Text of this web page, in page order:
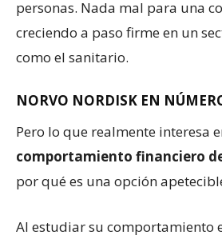
personas. Nada mal para una
creciendo a paso firme en un
como el sanitario.
NORVO NORDISK EN
Pero lo que realmente interesa
comportamiento financiero
por qué es una opción
Al estudiar su comportamiento